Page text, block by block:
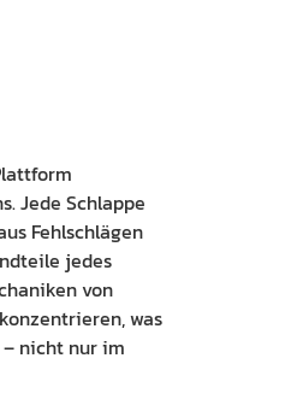
Jede Schlappe
Fehlschlägen
jedes
von
was
nicht nur im